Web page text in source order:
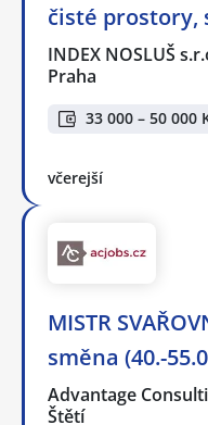
čisté prostory,
INDEX NOSLUŠ
Praha
33 000 – 50 000
včerejší
MISTR
směna (40.-
Advantage
Štětí